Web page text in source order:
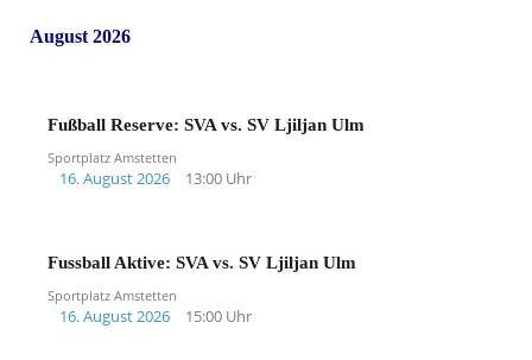
August 2026
Fußball Reserve: SVA vs. SV Ljiljan Ulm
Sportplatz Amstetten
16. August 2026 13:00 Uhr
Fussball Aktive: SVA vs. SV Ljiljan Ulm
Sportplatz Amstetten
16. August 2026 15:00 Uhr